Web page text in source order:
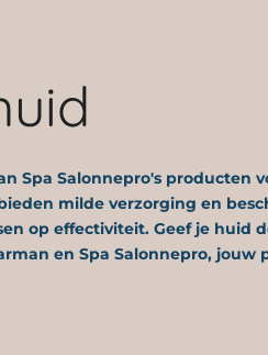
Spa Salonnepro's producten
milde verzorging en
op effectiviteit. Geef je huid
en Spa Salonnepro, jouw